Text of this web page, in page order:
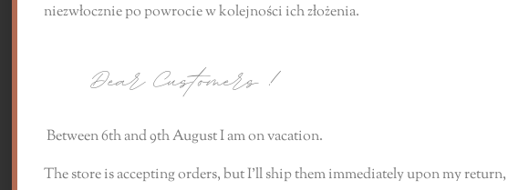
niezwłoczniepo powrociew kolejności ich złożenia.
Dear Customers!
Between 6th and 9th August I am on vacation.
The store is accepting orders, but I’ll ship them immediately upon my